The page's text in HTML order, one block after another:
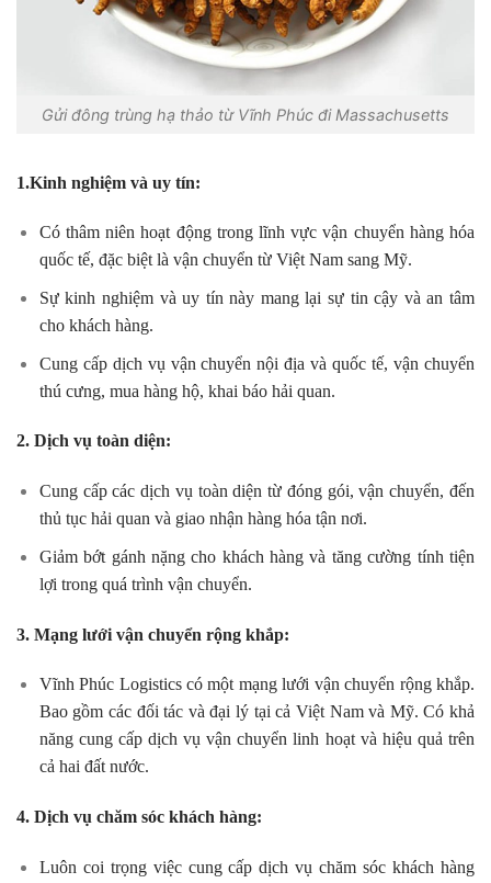
Gửi đông trùng hạ thảo từ Vĩnh Phúc đi Massachusetts
1.Kinh nghiệm và uy tín:
Có thâm niên hoạt động trong lĩnh vực vận chuyển hàng hóa
quốc tế, đặc biệt là vận chuyển từ Việt Nam sang Mỹ.
Sự kinh nghiệm và uy tín này mang lại sự tin cậy và an tâm
cho khách hàng.
Cung cấp dịch vụ vận chuyển nội địa và quốc tế, vận chuyển
thú cưng, mua hàng hộ, khai báo hải quan.
2. Dịch vụ toàn diện:
Cung cấp các dịch vụ toàn diện từ đóng gói, vận chuyển, đến
thủ tục hải quan và giao nhận hàng hóa tận nơi.
Giảm bớt gánh nặng cho khách hàng và tăng cường tính tiện
lợi trong quá trình vận chuyển.
3. Mạng lưới vận chuyển rộng khắp:
Vĩnh Phúc Logistics có một mạng lưới vận chuyển rộng khắp.
Bao gồm các đối tác và đại lý tại cả Việt Nam và Mỹ. Có khả
năng cung cấp dịch vụ vận chuyển linh hoạt và hiệu quả trên
cả hai đất nước.
4. Dịch vụ chăm sóc khách hàng:
Luôn coi trọng việc cung cấp dịch vụ chăm sóc khách hàng